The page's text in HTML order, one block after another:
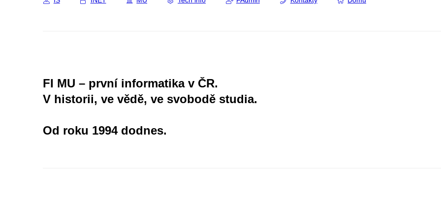
FI MU – první informatika v ČR.
V historii, ve vědě, ve svobodě studia.
Od roku 1994 dodnes.